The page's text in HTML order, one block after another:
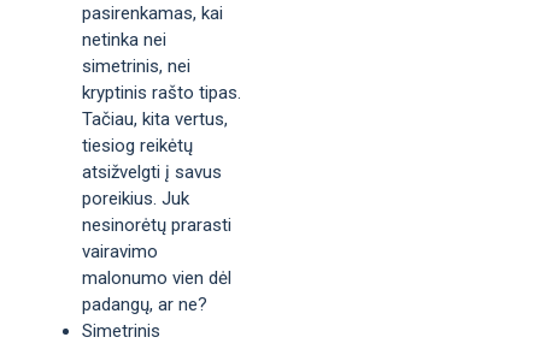
pasirenkamas, kai
netinka nei
simetrinis, nei
kryptinis rašto tipas.
Tačiau, kita vertus,
tiesiog reikėtų
atsižvelgti į savus
poreikius. Juk
nesinorėtų prarasti
vairavimo
malonumo vien dėl
padangų, ar ne?
Simetrinis